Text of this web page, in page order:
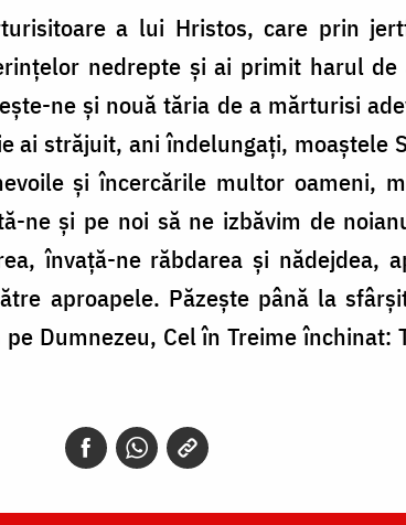
a lui Hristos, care prin
nedrepte și ai primit harul
ne și nouă tăria de a mărturisi
ai străjuit, ani îndelungați, moaștele
și încercările multor oameni,
ne și pe noi să ne izbăvim de
învață-ne răbdarea și nădejdea,
aproapele. Păzește până la
Dumnezeu, Cel în Treime închinat: